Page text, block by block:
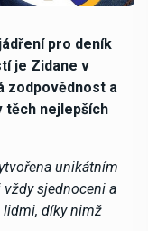
pro deník
je Zidane v
zodpovědnost a
těch nejlepších
unikátním
sjednoceni a
lidmi, díky nimž